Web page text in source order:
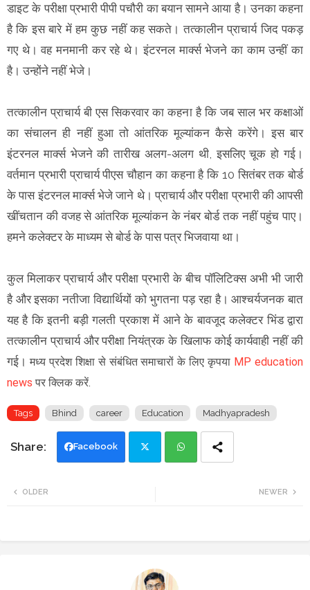
डाइट के परीक्षा प्रभारी पीपी पचौरी का बयान सामने आया है। उनका कहना
है कि इस बारे में हम कुछ नहीं कह सकते। तत्कालीन प्राचार्य जिद पकड़
गए थे। वह मनमानी कर रहे थे। इंटरनल मार्क्स भेजने का काम उन्हीं का
है। उन्होंने नहीं भेजे।
तत्कालीन प्राचार्य बी एस सिकरवार का कहना है कि जब साल भर कक्षाओं
का संचालन ही नहीं हुआ तो आंतरिक मूल्यांकन कैसे करेंगे। इस बार
इंटरनल मार्क्स भेजने की तारीख अलग-अलग थी, इसलिए चूक हो गई।
वर्तमान प्रभारी प्राचार्य पीएस चौहान का कहना है कि 10 सितंबर तक बोर्ड
के पास इंटरनल मार्क्स भेजे जाने थे। प्राचार्य और परीक्षा प्रभारी की आपसी
खींचतान की वजह से आंतरिक मूल्यांकन के नंबर बोर्ड तक नहीं पहुंच पाए।
हमने कलेक्टर के माध्यम से बोर्ड के पास पत्र भिजवाया था।
कुल मिलाकर प्राचार्य और परीक्षा प्रभारी के बीच पॉलिटिक्स अभी भी जारी
है और इसका नतीजा विद्यार्थियों को भुगतना पड़ रहा है। आश्चर्यजनक बात
यह है कि इतनी बड़ी गलती प्रकाश में आने के बावजूद कलेक्टर भिंड द्वारा
तत्कालीन प्राचार्य और परीक्षा नियंत्रक के खिलाफ कोई कार्यवाही नहीं की
गई। मध्य प्रदेश शिक्षा से संबंधित समाचारों के लिए कृपया MP education
news पर क्लिक करें.
Tags Bhind career Education Madhyapradesh
Facebook
NEWER
OLDER